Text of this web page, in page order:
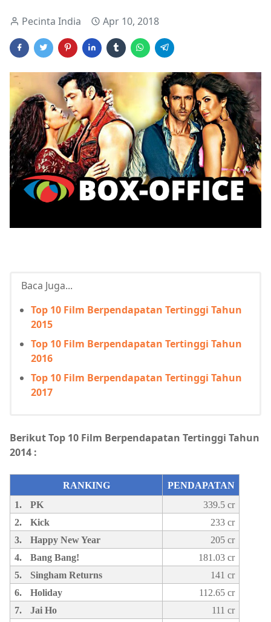
Pecinta India Apr 10, 2018
Baca Juga...
Top 10 Film Berpendapatan Tertinggi Tahun
2015
Top 10 Film Berpendapatan Tertinggi Tahun
2016
Top 10 Film Berpendapatan Tertinggi Tahun
2017
Berikut Top 10 Film Berpendapatan Tertinggi Tahun
2014 :
RANKING
PENDAPATAN
1.
PK
339.5 cr
2.
Kick
233 cr
3.
Happy New Year
205 cr
4.
Bang Bang!
181.03 cr
5.
Singham Returns
141 cr
6.
Holiday
112.65 cr
7.
Jai Ho
111 cr